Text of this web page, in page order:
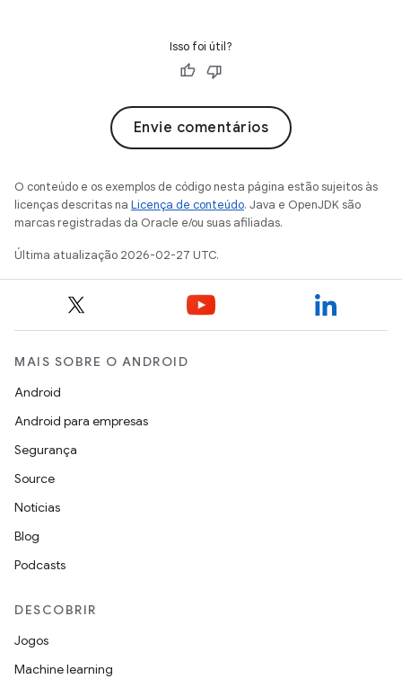
Isso foi útil?
Envie comentários
O conteúdo e os exemplos de código nesta página estão sujeitos às
licenças descritas na Licença de conteúdo. Java e OpenJDK são
marcas registradas da Oracle e/ou suas afiliadas.
Última atualização 2026-02-27 UTC.
MAIS SOBRE O ANDROID
Android
Android para empresas
Segurança
Source
Notícias
Blog
Podcasts
DESCOBRIR
Jogos
Machine learning